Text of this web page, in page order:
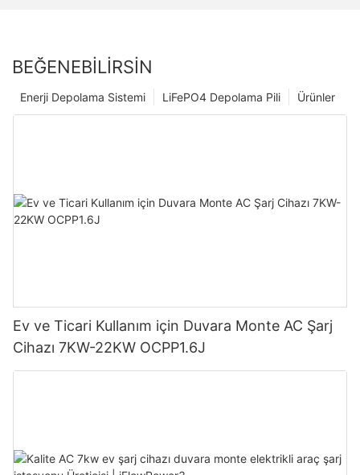
BEĞENEBILIRSIN
Ürünler
LiFePO4 Depolama Pili
Enerji Depolama Sistemi
Ev ve Ticari Kullanım için Duvara Monte AC Şarj
Cihazı 7KW-22KW OCPP1.6J